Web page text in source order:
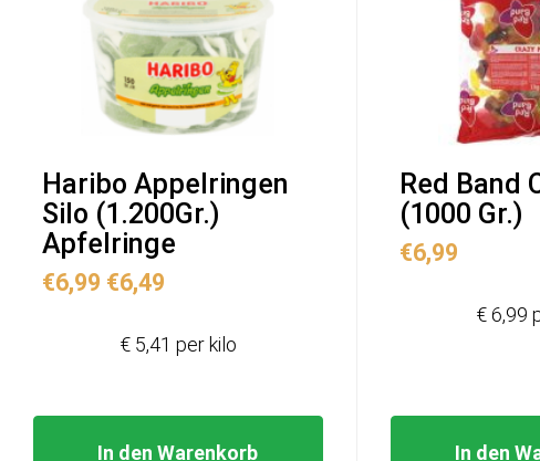
Haribo Appelringen
Silo (1.200Gr.)
Apfelringe
€6,99 Ursprünglicher
war:
€6,49
ist:
€6,49.
In den Warenkorb
€ 5,41 per kilo
Red Band
(1000 Gr.)
€6,99
In den
€ 6,99